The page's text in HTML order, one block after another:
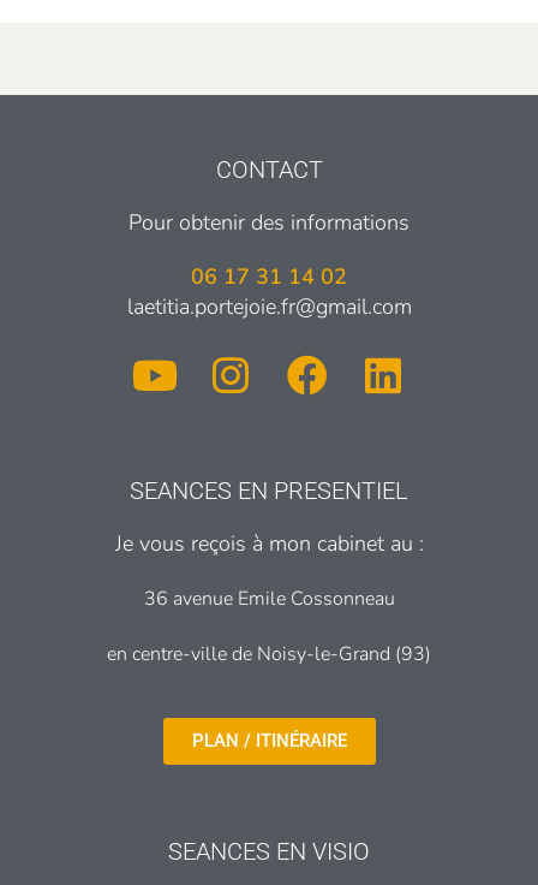
CONTACT
Pour obtenir des informations
06 17 31 14 02
laetitia.portejoie.fr@gmail.com
SEANCES EN PRESENTIEL
Je vous reçois à mon cabinet au :
36 avenue Emile Cossonneau
en centre-ville de Noisy-le-Grand (93)
PLAN / ITINÉRAIRE
SEANCES EN VISIO